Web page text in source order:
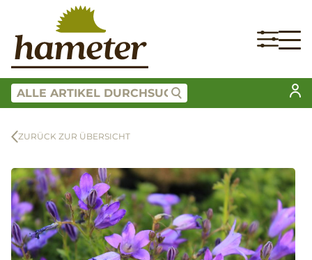
ZURÜCK ZUR ÜBERSICHT